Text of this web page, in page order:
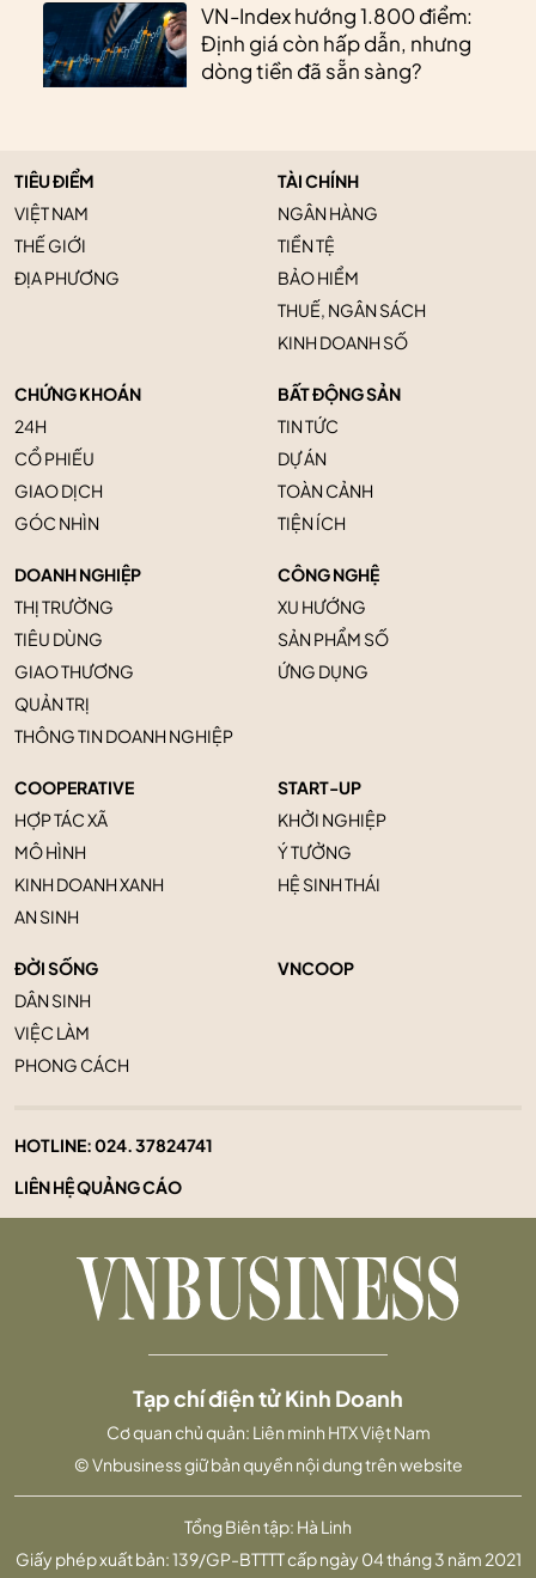
VN-Index hướng 1.800 điểm:
Định giá còn hấp dẫn, nhưng
dòng tiền đã sẵn sàng?
TIÊU ĐIỂM
VIỆT NAM
THẾ GIỚI
ĐỊA PHƯƠNG
TÀI CHÍNH
NGÂN HÀNG
TIỀN TỆ
BẢO HIỂM
THUẾ, NGÂN SÁCH
KINH DOANH SỐ
CHỨNG KHOÁN
24H
CỔ PHIẾU
GIAO DỊCH
GÓC NHÌN
BẤT ĐỘNG SẢN
TIN TỨC
DỰ ÁN
TOÀN CẢNH
TIỆN ÍCH
DOANH NGHIỆP
THỊ TRƯỜNG
TIÊU DÙNG
GIAO THƯƠNG
QUẢN TRỊ
THÔNG TIN DOANH NGHIỆP
CÔNG NGHỆ
XU HƯỚNG
SẢN PHẨM SỐ
ỨNG DỤNG
COOPERATIVE
HỢP TÁC XÃ
MÔ HÌNH
KINH DOANH XANH
AN SINH
START-UP
KHỞI NGHIỆP
Ý TƯỞNG
HỆ SINH THÁI
ĐỜI SỐNG
DÂN SINH
VIỆC LÀM
PHONG CÁCH
VNCOOP
HOTLINE:024. 37824741
LIÊN HỆ QUẢNG CÁO
Tổng Biên tập: Hà Linh
Giấy phép xuất bản: 139/GP-BTTTT cấp ngày 04 tháng 3 năm 2021
Tạp chí điện tử Kinh Doanh
Cơ quan chủ quản: Liên minh HTX Việt Nam
© Vnbusiness giữ bản quyền nội dung trên website